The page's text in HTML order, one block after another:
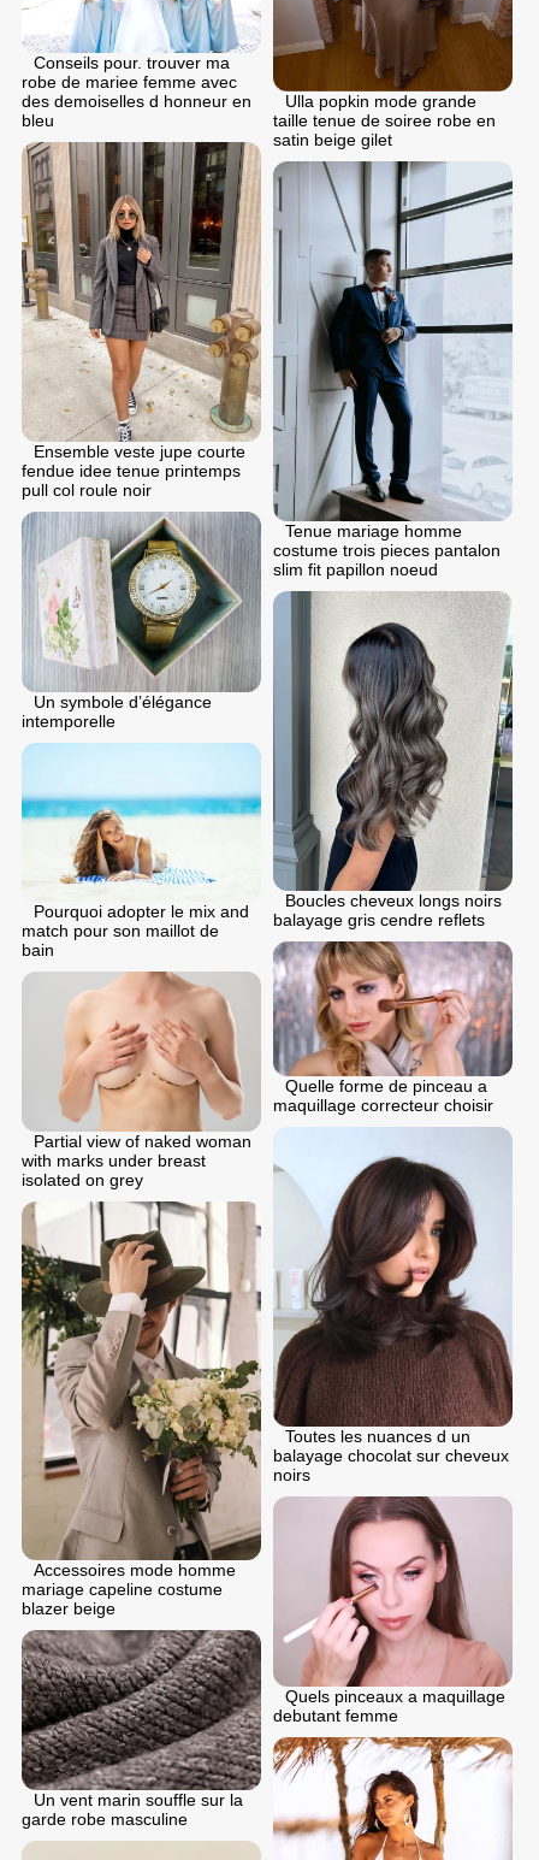
Ulla popkin mode grande
taille tenue de soiree robe en
satin beige gilet
Conseils pour. trouver ma
robe de mariee femme avec
des demoiselles d honneur en
bleu
Ensemble veste jupe courte
fendue idee tenue printemps
pull col roule noir
Tenue mariage homme
costume trois pieces pantalon
slim fit papillon noeud
Un symbole d’élégance
intemporelle
Boucles cheveux longs noirs
balayage gris cendre reflets
Pourquoi adopter le mix and
match pour son maillot de
bain
Quelle forme de pinceau a
maquillage correcteur choisir
Partial view of naked woman
with marks under breast
isolated on grey
Toutes les nuances d un
balayage chocolat sur cheveux
noirs
Accessoires mode homme
mariage capeline costume
blazer beige
Quels pinceaux a maquillage
debutant femme
Un vent marin souffle sur la
garde robe masculine